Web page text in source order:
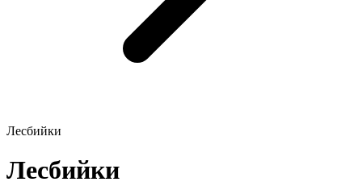
Лесбийки
Лесбийки